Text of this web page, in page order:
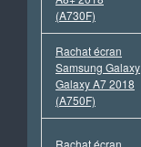
(A730F)
Rachat écran
Samsung Galaxy
Galaxy A7 2018
(A750F)
Rachat écran